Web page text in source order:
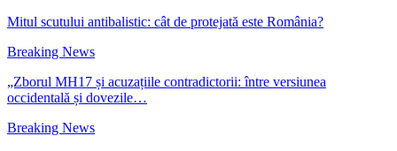
Mitul scutului antibalistic: cât de protejată este România?
Breaking News
„Zborul MH17 și acuzațiile contradictorii: între versiunea
occidentală și dovezile…
Breaking News